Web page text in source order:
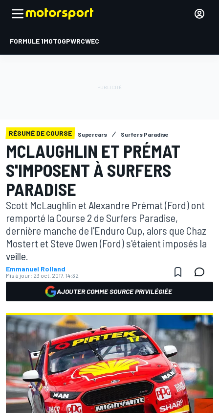
FORMULE 1MOTOGPWRCWEC
RÉSUMÉ DE COURSE Supercars Surfers Paradise
MCLAUGHLIN ET PRÉMAT
S'IMPOSENT À SURFERS
PARADISE
Scott McLaughlin et Alexandre Prémat (Ford) ont
remporté la Course 2 de Surfers Paradise,
dernière manche de l'Enduro Cup, alors que Chaz
Mostert et Steve Owen (Ford) s'étaient imposés la
veille.
Emmanuel Rolland
Mis à jour: 23 oct. 2017, 14:32
AJOUTER COMME SOURCE PRIVILÉGIÉE